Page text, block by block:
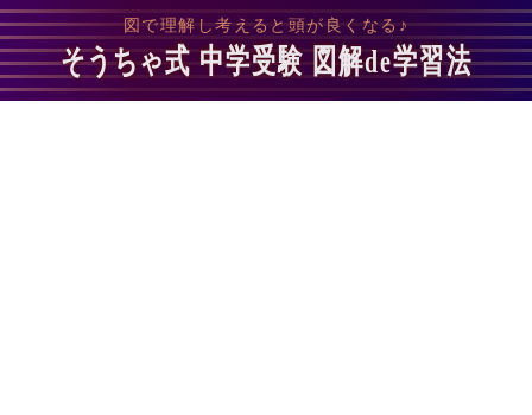
図で理解し考えると頭が良くなる♪
そうちゃ式 中学受験 図解de学習法